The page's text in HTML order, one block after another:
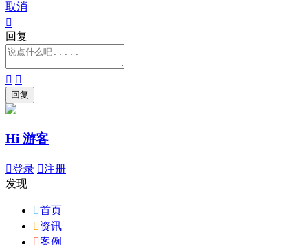
取消

回复
 
Hi 游客
登录 注册
发现
首页
资讯
案例